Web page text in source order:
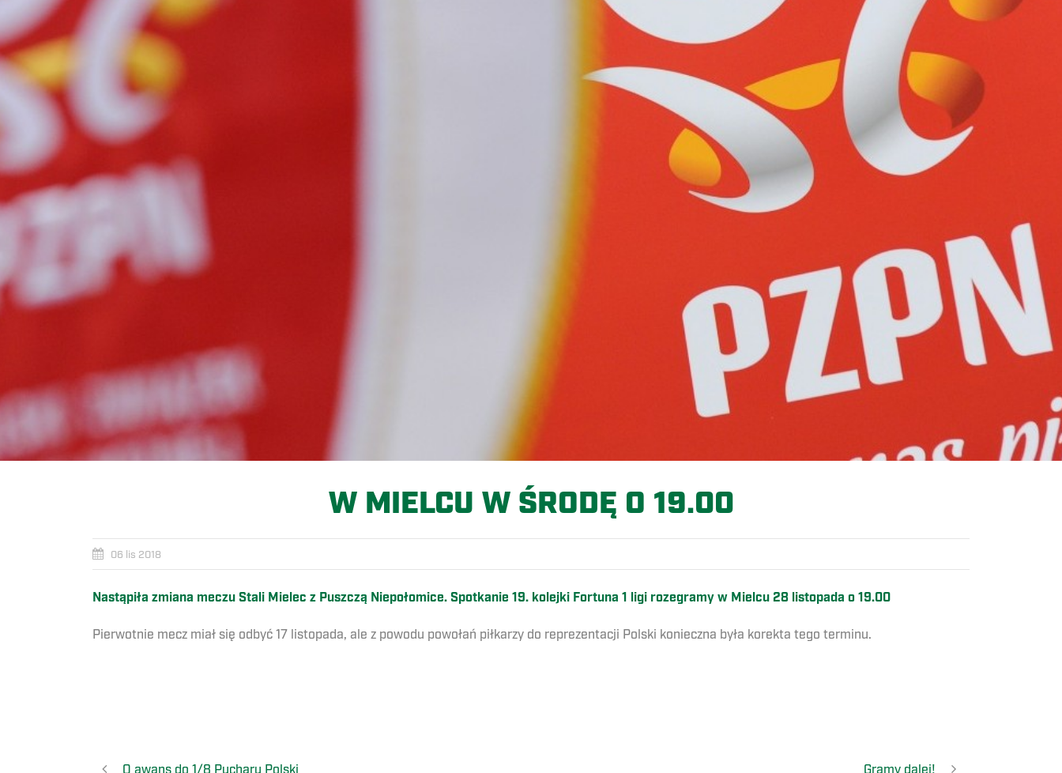
W MIELCU W ŚRODĘ O 19.00
06 lis 2018
Nastąpiła zmiana meczu Stali Mielec z Puszczą Niepołomice. Spotkanie 19. kolejki Fortuna 1 ligi rozegramy w Mielcu 28 listopada o 19.00
Pierwotnie mecz miał się odbyć 17 listopada, ale z powodu powołań piłkarzy do reprezentacji Polski konieczna była korekta tego terminu.